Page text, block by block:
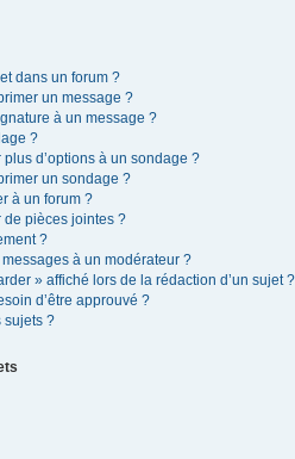
dans un forum ?
un message ?
à un message ?
?
d’options à un sondage ?
un sondage ?
à un forum ?
de pièces jointes ?
?
à un modérateur ?
» affiché lors de la rédaction d’un sujet ?
d’être approuvé ?
sujets ?